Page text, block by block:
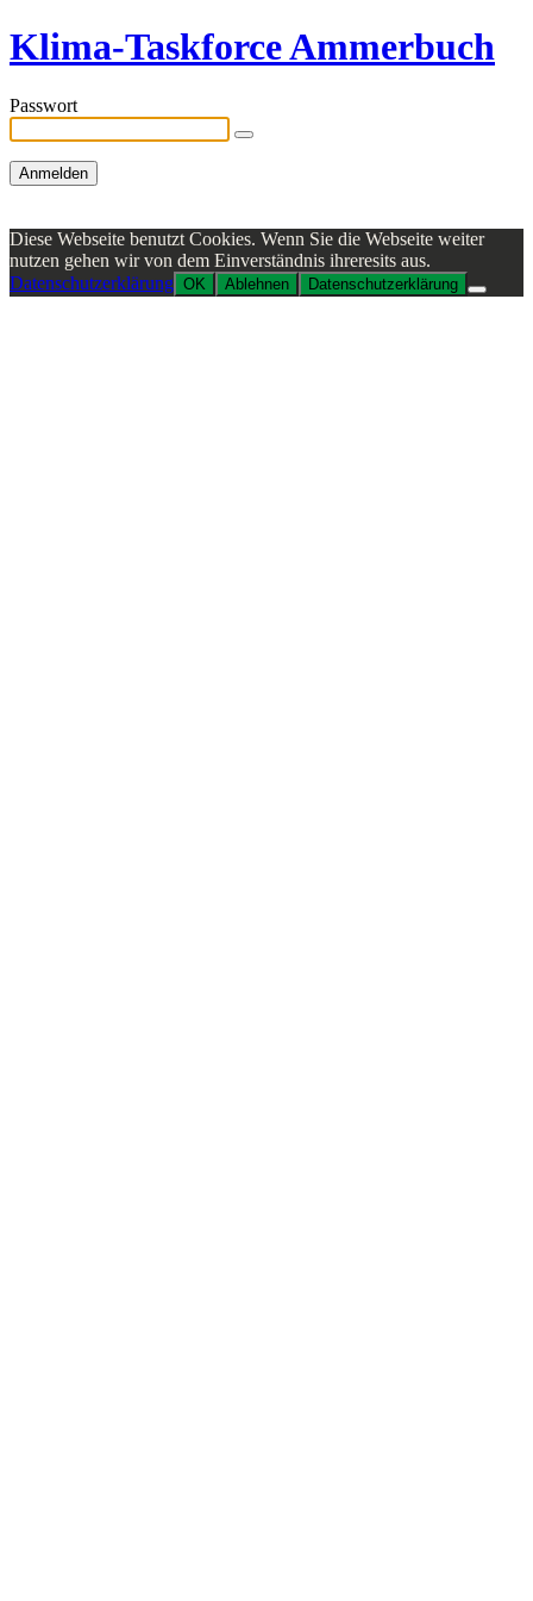
Klima-Taskforce Ammerbuch
Passwort
Diese Webseite benutzt Cookies. Wenn Sie die Webseite weiter
nutzen gehen wir von dem Einverständnis ihreresits aus.
Datenschutzerklärung OK Ablehnen Datenschutzerklärung